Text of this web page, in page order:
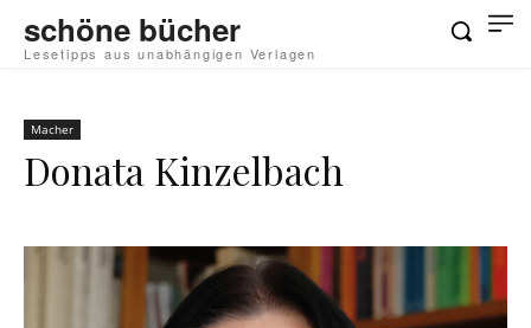
schöne bücher
Lesetipps aus unabhängigen Verlagen
Macher
Donata Kinzelbach